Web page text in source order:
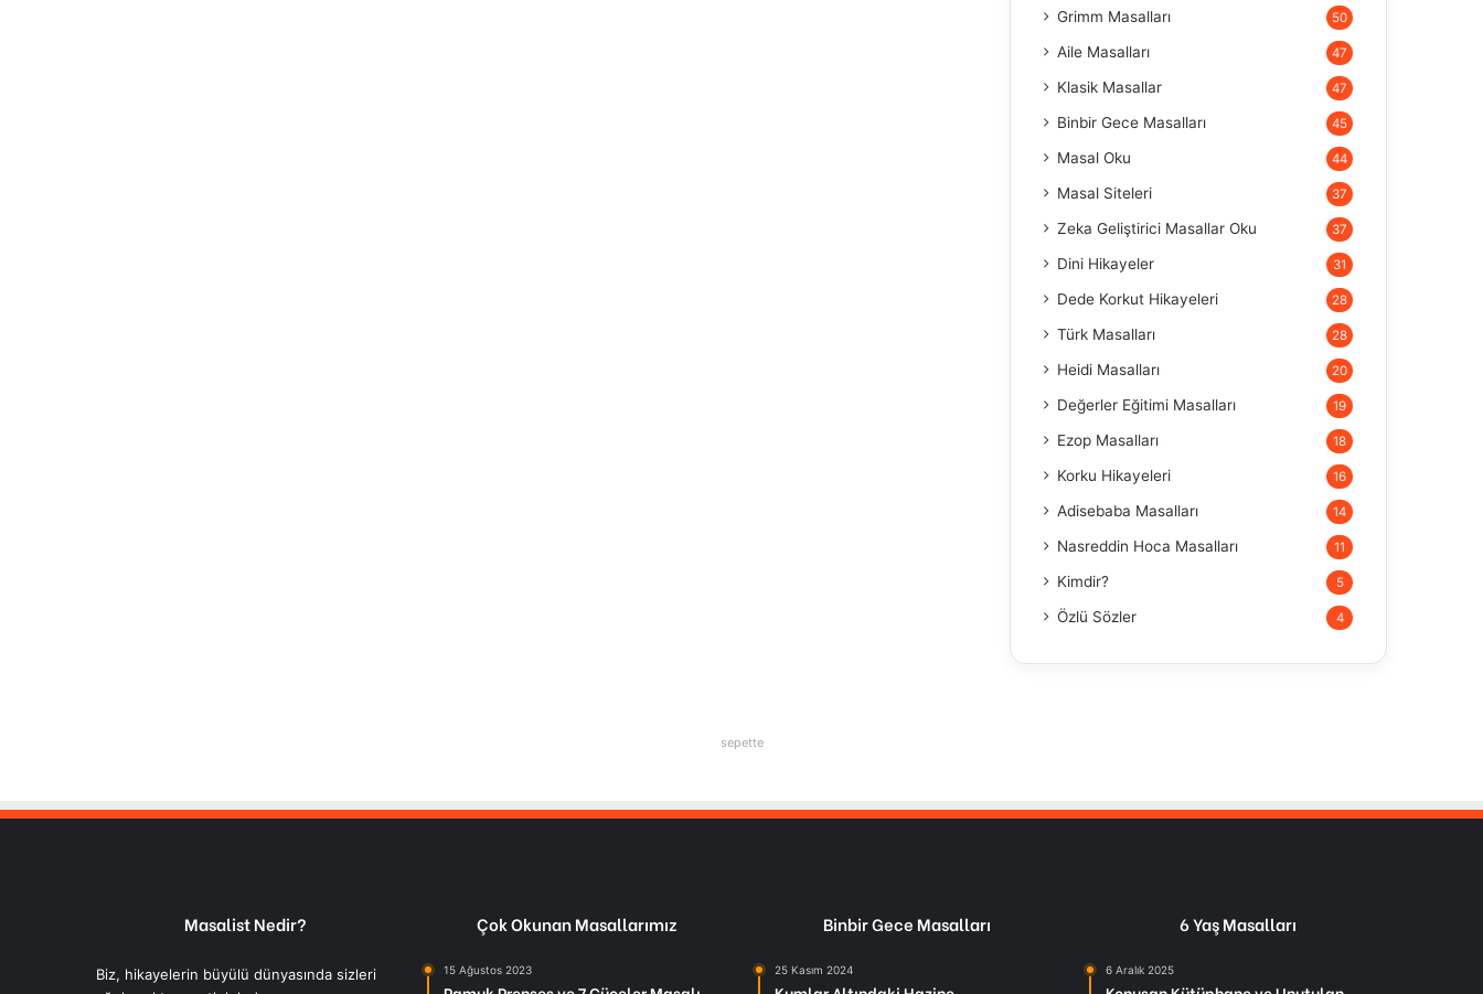
Grimm Masalları 50
Aile Masalları 47
Klasik Masallar 47
Binbir Gece Masalları 45
Masal Oku 44
Masal Siteleri 37
Zeka Geliştirici Masallar Oku 37
Dini Hikayeler 31
Dede Korkut Hikayeleri 28
Türk Masalları 28
Heidi Masalları 20
Değerler Eğitimi Masalları 19
Ezop Masalları 18
Korku Hikayeleri 16
Adisebaba Masalları 14
Nasreddin Hoca Masalları 11
Kimdir? 5
Özlü Sözler 4
sepette
Masalist Nedir?
Biz, hikayelerin büyülü dünyasında sizleri
Çok Okunan Masallarımız
15 Ağustos 2023
Binbir Gece Masalları
25 Kasım 2024
6 Yaş Masalları
6 Aralık 2025